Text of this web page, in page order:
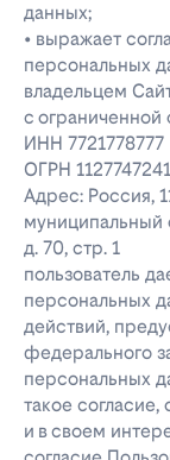
данных;
• выражает
персональных
владельцем
с ограниченной
ИНН 7721778777
ОГРН
Адрес: Россия,
муниципальный
д. 70, стр. 1
пользователь
персональных
действий,
федерального
персональных
такое
и в своем